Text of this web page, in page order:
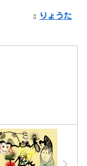
りょうた